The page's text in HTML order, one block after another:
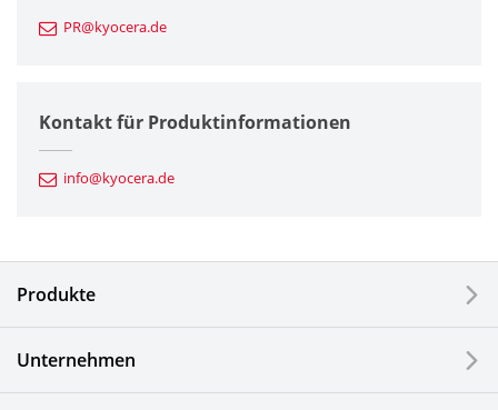
Feinkeramik-Komponenten
Automotive Komponenten
Elektronische Komponenten & Geräte
PR@kyocera.de
Kontakt für Produktinformationen
info@kyocera.de
Produkte
Unternehmen